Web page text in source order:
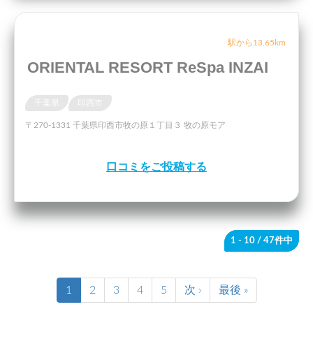
駅から13.65km
ORIENTAL RESORT ReSpa INZAI
千葉県 印西市
〒270-1331 千葉県印西市牧の原１丁目３ 牧の原モア
口コミをご投稿する
1 - 10 / 47件中
1 2 3 4 5 次 › 最後 »